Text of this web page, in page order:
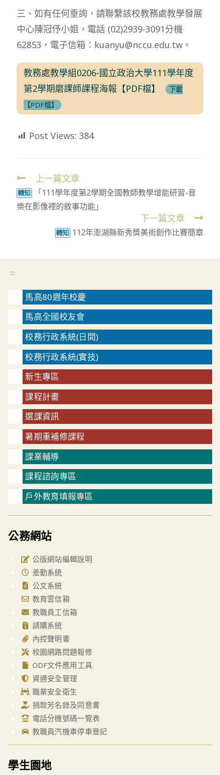
三、如有任何垂詢，請聯繫該校教務處教學發展
中心陳冠伃小姐，電話 (02)2939-3091分機
62853，電子信箱：kuanyu@nccu.edu.tw。
教務處教學組0206-國立政治大學111學年度
第2學期磨課師課程海報【PDF檔】
下載
【PDF檔】
Post Views: 384
Read
more
articles
上一篇文章
轉知
「111學年度第2學期全國教師教學增能研習-音
樂在影像裡的敘事功能」
下一篇文章
轉知 112年澎湖縣新秀獎美術創作比賽簡章
:::
馬高80週年校慶
馬高全國校友會
校務行政系統(日間)
校務行政系統(實技)
新生專區
課程計畫
選課資訊
暑期重補修課程
課業輔導
課程諮詢專區
戶外教育填報專區
公務網站
公版網站編輯說明
差勤系統
公文系統
教育雲信箱
教職員工信箱
請購系統
內控聲明書
校園網路問題報修
ODF文件應用工具
資通安全管理
職業安全衛生
捐款芳名錄及同意書
電話分機號碼一覽表
教職員汽機車停車登記
學生園地